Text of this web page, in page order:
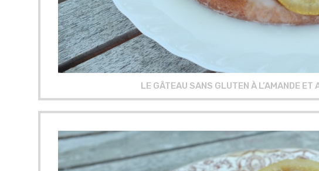
LE GÂTEAU SANS GLUTEN À L’AMANDE ET